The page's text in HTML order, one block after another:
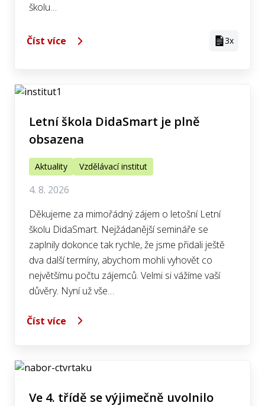
školu…
Číst více 3x
Letní škola DidaSmart je plně
obsazena
Aktuality Vzdělávací institut
4. 8. 2026
Děkujeme za mimořádný zájem o letošní Letní
školu DidaSmart. Nejžádanější semináře se
zaplnily dokonce tak rychle, že jsme přidali ještě
dva další termíny, abychom mohli vyhovět co
největšímu počtu zájemců. Velmi si vážíme vaší
důvěry. Nyní už vše…
Číst více
Ve 4. třídě se výjimečně uvolnilo